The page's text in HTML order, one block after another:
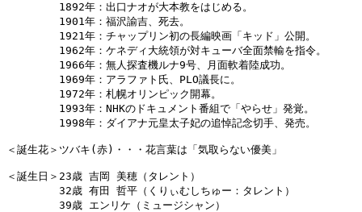
1892年：出口ナオが大本教をはじめる。
1901年：福沢諭吉、死去。
1921年：チャップリン初の長編映画「キッド」公開。
1962年：ケネディ大統領が対キューバ全面禁輸を指令。
1966年：無人探査機ルナ9号、月面軟着陸成功。
1969年：アラファト氏、PLO議長に。
1972年：札幌オリンピック開幕。
1993年：NHKのドキュメント番組で「やらせ」発覚。
1998年：ダイアナ元皇太子妃の追悼記念切手、発売。
＜誕生花＞ツバキ(赤)・・・花言葉は「気取らない優美」
＜誕生日＞23歳 吉岡 美穂（タレント）
32歳 有田 哲平（くりぃむしちゅー：タレント）
39歳 エンリケ（ミュージシャン）